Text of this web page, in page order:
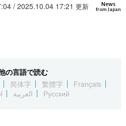
繁體字
العربية
Images
お知らせ
News
from Japan
/ 2025.10.04 17:21 更新
の言語で読む
简体字 繁體字
Français
العربية Русский